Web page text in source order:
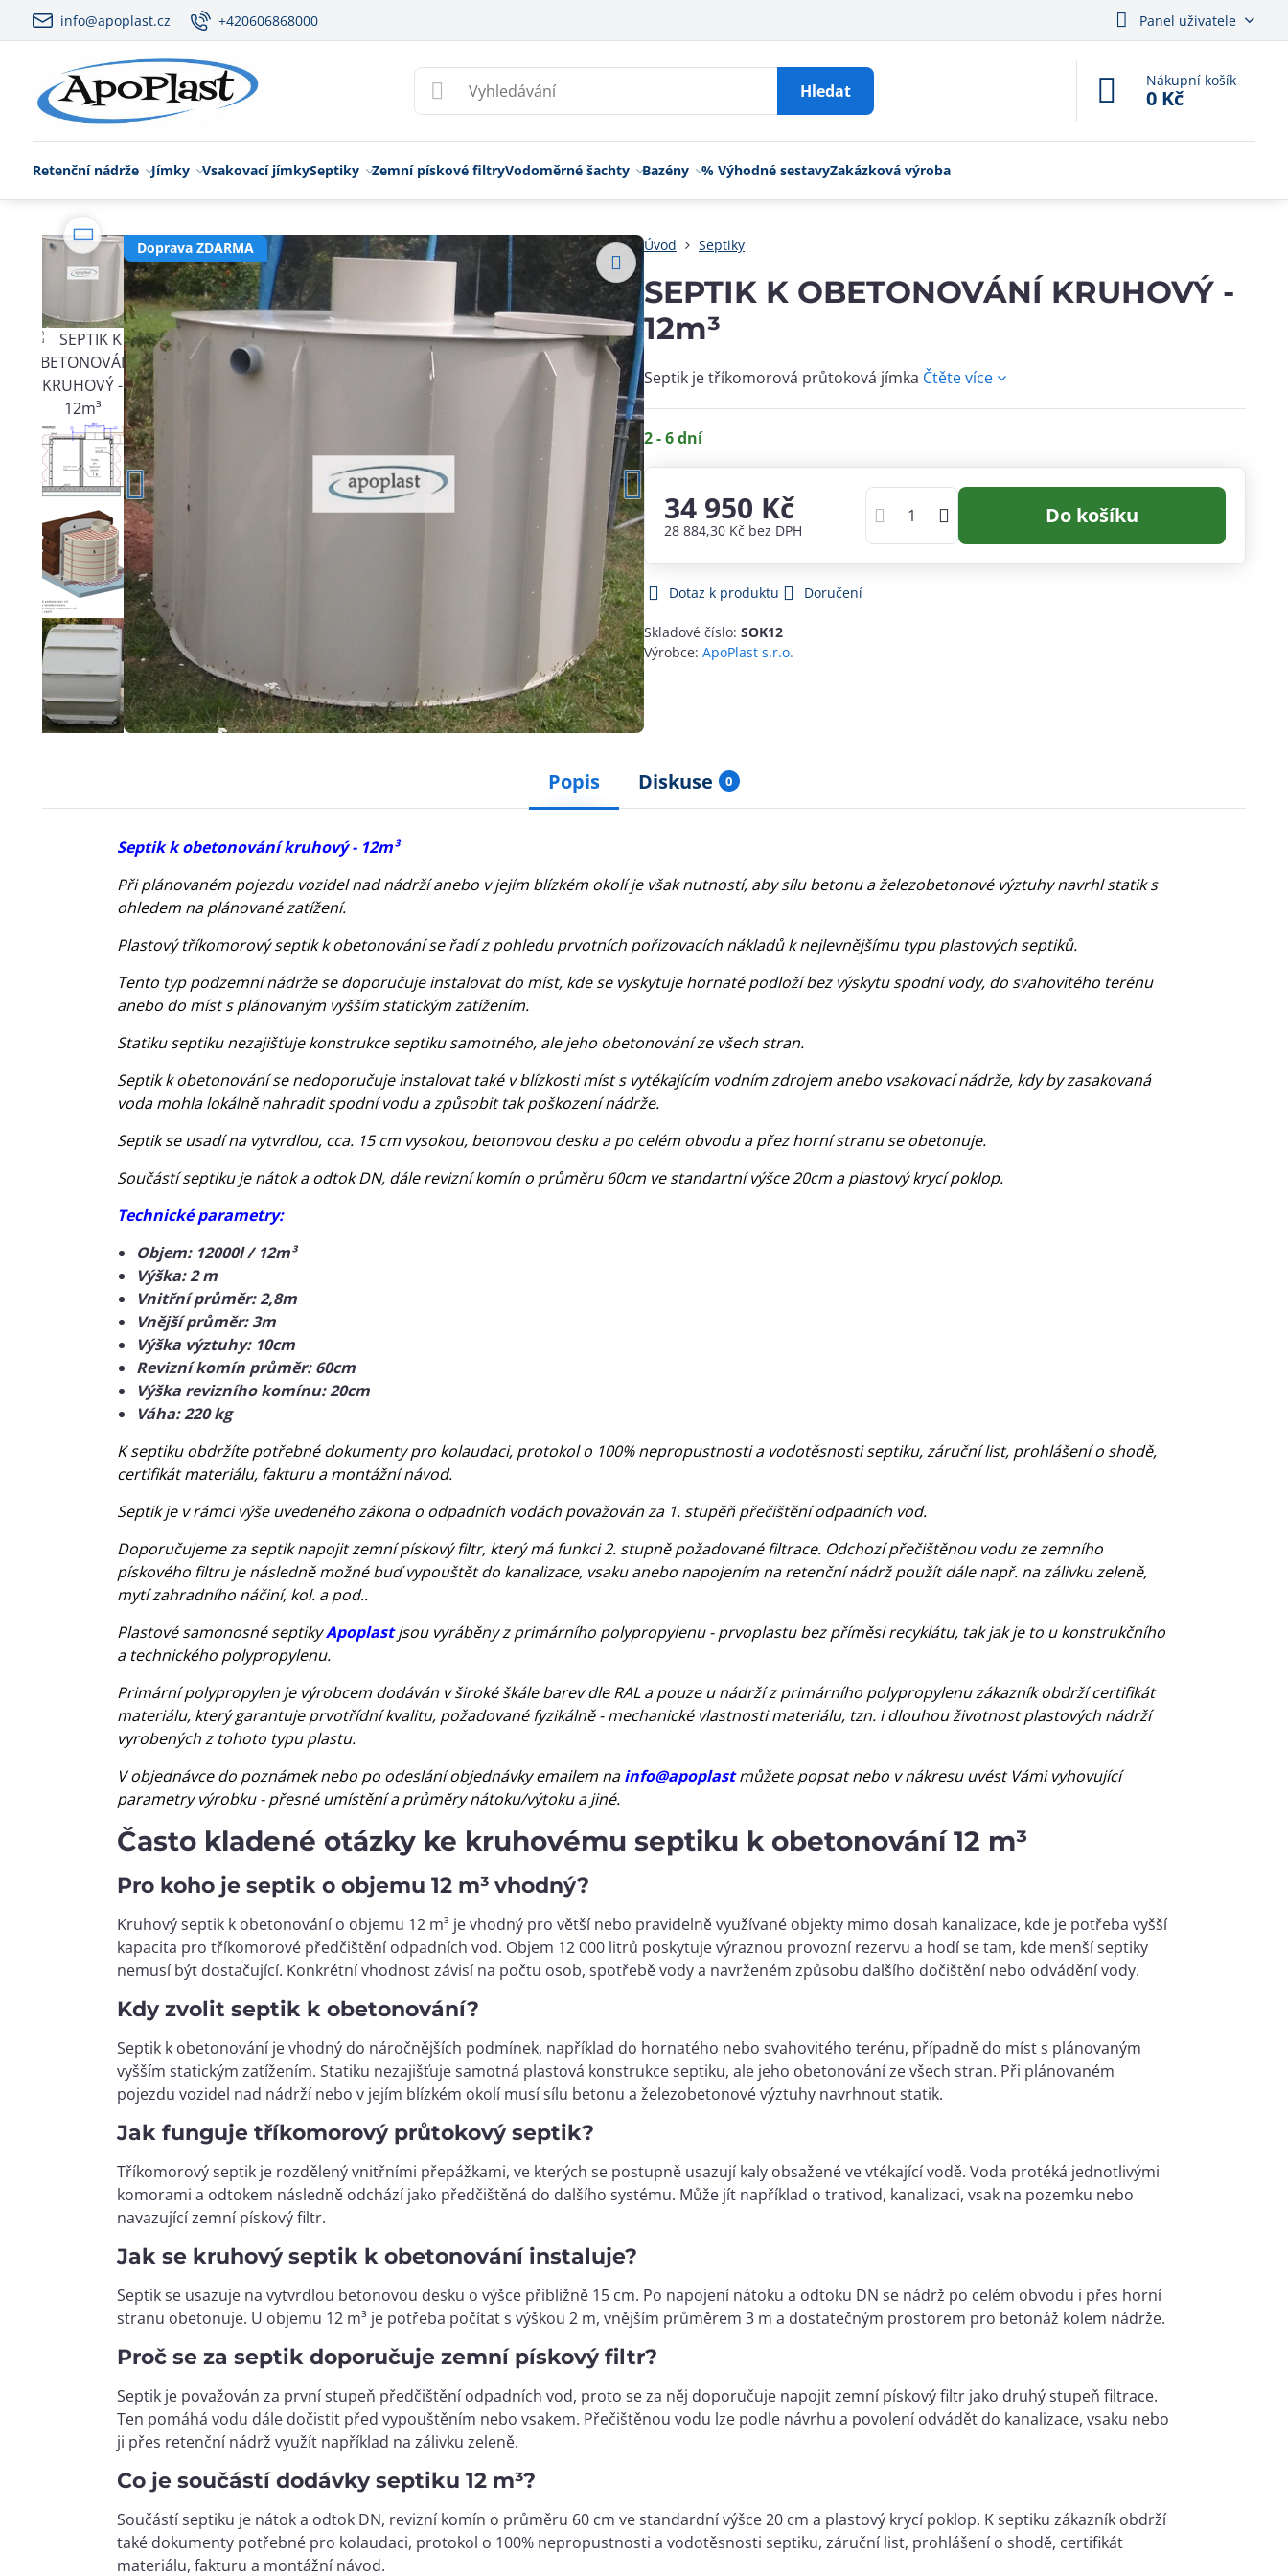
info@apoplast.cz +420606868000 Panel uživatele
Hledat
Nákupní košík
0 Kč
Retenční nádrže Jímky Vsakovací jímkySeptiky Zemní pískové filtryVodoměrné šachty Bazény % Výhodné sestavyZakázková výroba
Doprava ZDARMA Úvod Septiky
SEPTIK K OBETONOVÁNÍ KRUHOVÝ -
12m³
Septik je tříkomorová průtoková jímka Čtěte více
2 - 6 dní
34 950 Kč
28 884,30 Kč bez DPH
Do košíku
Dotaz k produktu Doručení
Skladové číslo: SOK12
Výrobce: ApoPlast s.r.o.
Popis Diskuse 0
Septik k obetonování kruhový - 12m³
Při plánovaném pojezdu vozidel nad nádrží anebo v jejím blízkém okolí je však nutností, aby sílu betonu a železobetonové výztuhy navrhl statik s
ohledem na plánované zatížení.
Plastový tříkomorový septik k obetonování se řadí z pohledu prvotních pořizovacích nákladů k nejlevnějšímu typu plastových septiků.
Tento typ podzemní nádrže se doporučuje instalovat do míst, kde se vyskytuje hornaté podloží bez výskytu spodní vody, do svahovitého terénu
anebo do míst s plánovaným vyšším statickým zatížením.
Statiku septiku nezajišťuje konstrukce septiku samotného, ale jeho obetonování ze všech stran.
Septik k obetonování se nedoporučuje instalovat také v blízkosti míst s vytékajícím vodním zdrojem anebo vsakovací nádrže, kdy by zasakovaná
voda mohla lokálně nahradit spodní vodu a způsobit tak poškození nádrže.
Septik se usadí na vytvrdlou, cca. 15 cm vysokou, betonovou desku a po celém obvodu a přez horní stranu se obetonuje.
Součástí septiku je nátok a odtok DN, dále revizní komín o průměru 60cm ve standartní výšce 20cm a plastový krycí poklop.
Technické parametry:
Objem: 12000l / 12m³
Výška: 2 m
Vnitřní průměr: 2,8m
Vnější průměr: 3m
Výška výztuhy: 10cm
Revizní komín průměr: 60cm
Výška revizního komínu: 20cm
Váha: 220 kg
K septiku obdržíte potřebné dokumenty pro kolaudaci, protokol o 100% nepropustnosti a vodotěsnosti septiku, záruční list, prohlášení o shodě,
certifikát materiálu, fakturu a montážní návod.
Septik je v rámci výše uvedeného zákona o odpadních vodách považován za 1. stupěň přečištění odpadních vod.
Doporučujeme za septik napojit zemní pískový filtr, který má funkci 2. stupně požadované filtrace. Odchozí přečištěnou vodu ze zemního
pískového filtru je následně možné buď vypouštět do kanalizace, vsaku anebo napojením na retenční nádrž použít dále např. na zálivku zeleně,
mytí zahradního náčiní, kol. a pod..
Plastové samonosné septikyApoplast jsou vyráběny z primárního polypropylenu - prvoplastu bez příměsi recyklátu, tak jak je to u konstrukčního
a technického polypropylenu.
Primární polypropylen je výrobcem dodáván v široké škále barev dle RAL a pouze u nádrží z primárního polypropylenu zákazník obdrží certifikát
materiálu, který garantuje prvotřídní kvalitu, požadované fyzikálně - mechanické vlastnosti materiálu, tzn. i dlouhou životnost plastových nádrží
vyrobených z tohoto typu plastu.
V objednávce do poznámek nebo po odeslání objednávky emailem nainfo@apoplast můžete popsat nebo v nákresu uvést Vámi vyhovující
parametry výrobku - přesné umístění a průměry nátoku/výtoku a jiné.
Často kladené otázky ke kruhovému septiku k obetonování 12 m³
Pro koho je septik o objemu 12 m³ vhodný?
Kruhový septik k obetonování o objemu 12 m³ je vhodný pro větší nebo pravidelně využívané objekty mimo dosah kanalizace, kde je potřeba vyšší
kapacita pro tříkomorové předčištění odpadních vod. Objem 12 000 litrů poskytuje výraznou provozní rezervu a hodí se tam, kde menší septiky
nemusí být dostačující. Konkrétní vhodnost závisí na počtu osob, spotřebě vody a navrženém způsobu dalšího dočištění nebo odvádění vody.
Kdy zvolit septik k obetonování?
Septik k obetonování je vhodný do náročnějších podmínek, například do hornatého nebo svahovitého terénu, případně do míst s plánovaným
vyšším statickým zatížením. Statiku nezajišťuje samotná plastová konstrukce septiku, ale jeho obetonování ze všech stran. Při plánovaném
pojezdu vozidel nad nádrží nebo v jejím blízkém okolí musí sílu betonu a železobetonové výztuhy navrhnout statik.
Jak funguje tříkomorový průtokový septik?
Tříkomorový septik je rozdělený vnitřními přepážkami, ve kterých se postupně usazují kaly obsažené ve vtékající vodě. Voda protéká jednotlivými
komorami a odtokem následně odchází jako předčištěná do dalšího systému. Může jít například o trativod, kanalizaci, vsak na pozemku nebo
navazující zemní pískový filtr.
Jak se kruhový septik k obetonování instaluje?
Septik se usazuje na vytvrdlou betonovou desku o výšce přibližně 15 cm. Po napojení nátoku a odtoku DN se nádrž po celém obvodu i přes horní
stranu obetonuje. U objemu 12 m³ je potřeba počítat s výškou 2 m, vnějším průměrem 3 m a dostatečným prostorem pro betonáž kolem nádrže.
Proč se za septik doporučuje zemní pískový filtr?
Septik je považován za první stupeň předčištění odpadních vod, proto se za něj doporučuje napojit zemní pískový filtr jako druhý stupeň filtrace.
Ten pomáhá vodu dále dočistit před vypouštěním nebo vsakem. Přečištěnou vodu lze podle návrhu a povolení odvádět do kanalizace, vsaku nebo
ji přes retenční nádrž využít například na zálivku zeleně.
Co je součástí dodávky septiku 12 m³?
Součástí septiku je nátok a odtok DN, revizní komín o průměru 60 cm ve standardní výšce 20 cm a plastový krycí poklop. K septiku zákazník obdrží
také dokumenty potřebné pro kolaudaci, protokol o 100% nepropustnosti a vodotěsnosti septiku, záruční list, prohlášení o shodě, certifikát
materiálu, fakturu a montážní návod.